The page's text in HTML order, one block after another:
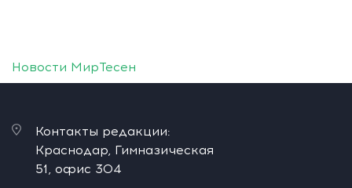
Новости МирТесен
Контакты редакции:
Краснодар, Гимназическая
51, офис 304